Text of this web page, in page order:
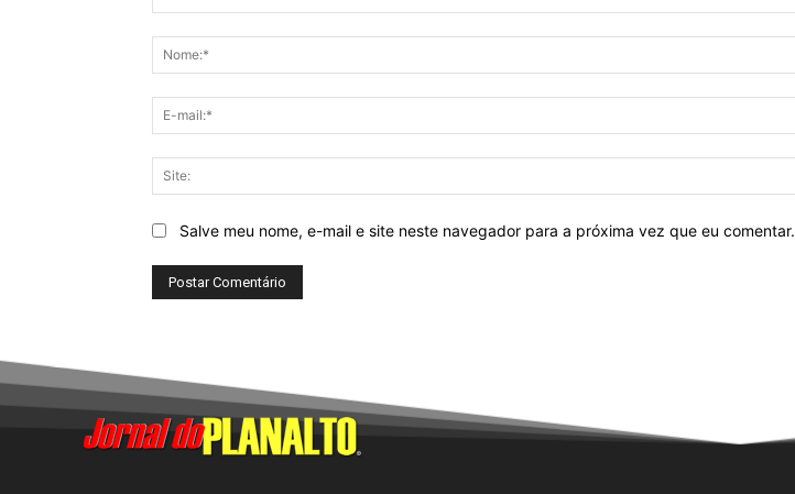
Salve meu nome, e-mail e site neste navegador para a próxima vez que eu comentar.